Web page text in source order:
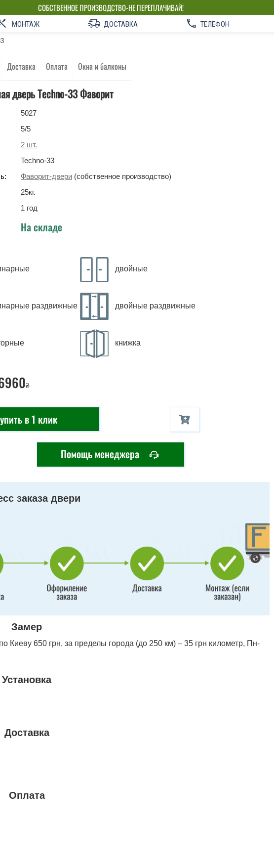
СОБСТВЕННОЕ ПРОИЗВОДСТВО-НЕ ПЕРЕПЛАЧИВАЙ!
МОНТАЖ ДОСТАВКА ТЕЛЕФОН
Доставка Оплата Окна и балконы
дверь Techno-33 Фаворит
5027
5/5
2 шт.
Techno-33
Фаворит-двери (собственное производство)
25кг.
1 год
На складе
двойные
раздвижные двойные раздвижные
книжка
₴
в 1 клик
Помощь менеджера
заказа двери
Замер
Киеву 650 грн, за пределы города (до 250 км) – 35 грн километр, Пн-
Установка
Доставка
Оплата